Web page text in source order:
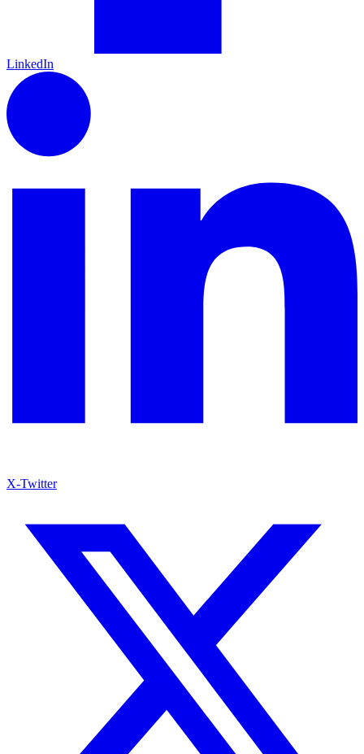
LinkedIn
X-Twitter